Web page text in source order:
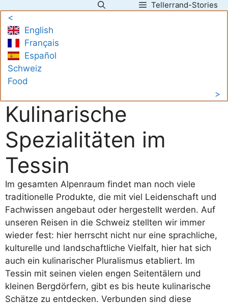
Inhalt
springen
Tellerrand-Stories
<
English
Français
Español
Schweiz
Food
>
Kulinarische
Spezialitäten im
Tessin
Im gesamten Alpenraum findet man noch viele
traditionelle Produkte, die mit viel Leidenschaft und
Fachwissen angebaut oder hergestellt werden. Auf
unseren Reisen in die Schweiz stellten wir immer
wieder fest: hier herrscht nicht nur eine sprachliche,
kulturelle und landschaftliche Vielfalt, hier hat sich
auch ein kulinarischer Pluralismus etabliert. Im
Tessin mit seinen vielen engen Seitentälern und
kleinen Bergdörfern, gibt es bis heute kulinarische
Schätze zu entdecken. Verbunden sind diese